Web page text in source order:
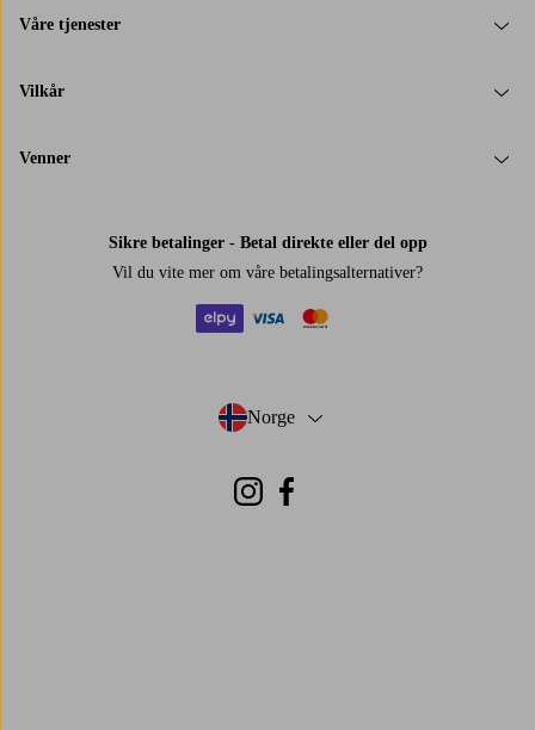
Våre tjenester
Vilkår
Venner
Sikre betalinger - Betal direkte eller del opp
Vil du vite mer om våre betalingsalternativer?
Norge
- Velg land